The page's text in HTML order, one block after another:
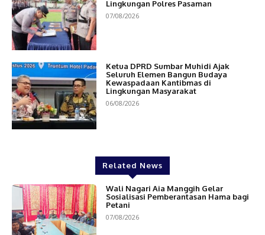
Lingkungan Polres Pasaman
07/08/2026
Ketua DPRD Sumbar Muhidi Ajak
Seluruh Elemen Bangun Budaya
Kewaspadaan Kantibmas di
Lingkungan Masyarakat
06/08/2026
Related News
Wali Nagari Aia Manggih Gelar
Sosialisasi Pemberantasan Hama bagi
Petani
07/08/2026